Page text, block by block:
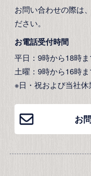
お問い合わせの際は
ださい。
お電話受付時間
平日：9時から18時
土曜：9時から16時
※日・祝および当社休
お